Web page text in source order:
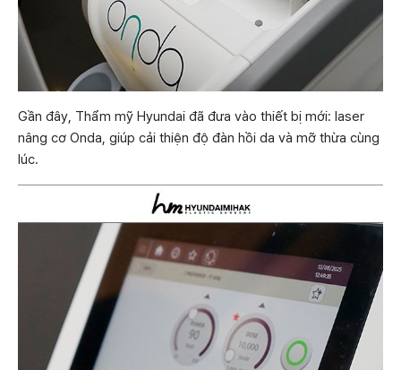
Gần đây, Thẩm mỹ Hyundai đã đưa vào thiết bị mới: laser
nâng cơ Onda, giúp cải thiện độ đàn hồi da và mỡ thừa cùng
lúc.